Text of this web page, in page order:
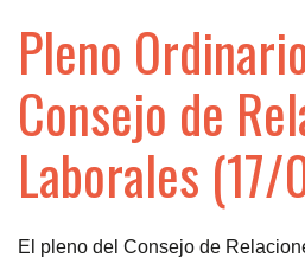
Pleno
Consejo de
Laborales
El pleno del Consejo de